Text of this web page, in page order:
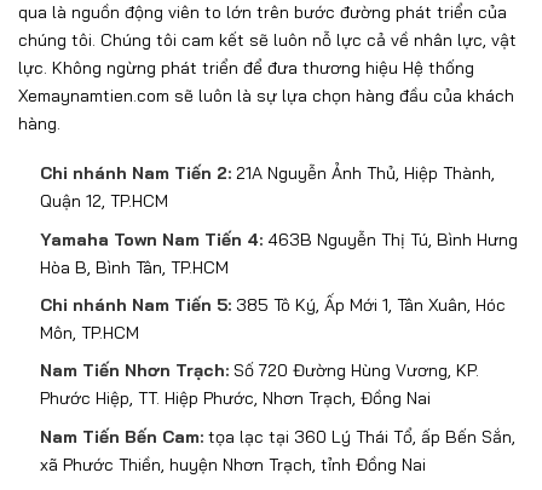
qua là nguồn động viên to lớn trên bước đường phát triển của
chúng tôi. Chúng tôi cam kết sẽ luôn nỗ lực cả về nhân lực, vật
lực. Không ngừng phát triển để đưa thương hiệu Hệ thống
Xemaynamtien.com sẽ luôn là sự lựa chọn hàng đầu của khách
hàng.
Chi nhánh Nam Tiến 2: 21A Nguyễn Ảnh Thủ, Hiệp Thành,
Quận 12, TP.HCM
Yamaha Town Nam Tiến 4: 463B Nguyễn Thị Tú, Bình Hưng
Hòa B, Bình Tân, TP.HCM
Chi nhánh Nam Tiến 5: 385 Tô Ký, Ấp Mới 1, Tân Xuân, Hóc
Môn, TP.HCM
Nam Tiến Nhơn Trạch: Số 720 Đường Hùng Vương, KP.
Phước Hiệp, TT. Hiệp Phước, Nhơn Trạch, Đồng Nai
Nam Tiến Bến Cam: tọa lạc tại 360 Lý Thái Tổ, ấp Bến Sắn,
xã Phước Thiền, huyện Nhơn Trạch, tỉnh Đồng Nai